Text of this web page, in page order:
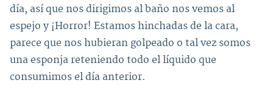
día, así que nos dirigimos al baño nos vemos al
espejo y ¡Horror! Estamos hinchadas de la cara,
parece que nos hubieran golpeado o tal vez somos
una esponja reteniendo todo el líquido que
consumimos el día anterior.